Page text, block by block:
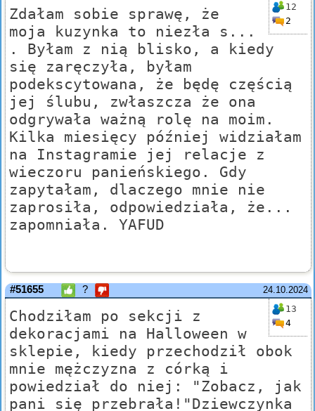
12
2
Zdałam sobie sprawę, że
moja kuzynka to niezła s...
. Byłam z nią blisko, a kiedy
się zaręczyła, byłam
podekscytowana, że będę częścią
jej ślubu, zwłaszcza że ona
odgrywała ważną rolę na moim.
Kilka miesięcy później widziałam
na Instagramie jej relacje z
wieczoru panieńskiego. Gdy
zapytałam, dlaczego mnie nie
zaprosiła, odpowiedziała, że...
zapomniała. YAFUD
24.10.2024
#51655 ?
13
4
Chodziłam po sekcji z
dekoracjami na Halloween w
sklepie, kiedy przechodził obok
mnie mężczyzna z córką i
powiedział do niej: "Zobacz, jak
pani się przebrała!"Dziewczynka